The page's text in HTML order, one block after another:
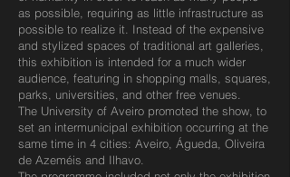
as possible, requiring as little infrastructure as
possible to realize it. Instead of the expensive
and stylized spaces of traditional art galleries,
this exhibition is intended for a much wider
audience, featuring in shopping malls, squares,
parks, universities, and other free venues.
The University of Aveiro promoted the show, to
set an intermunicipal exhibition occurring at the
same time in 4 cities: Aveiro, Águeda, Oliveira
de Azeméis and Ilhavo.